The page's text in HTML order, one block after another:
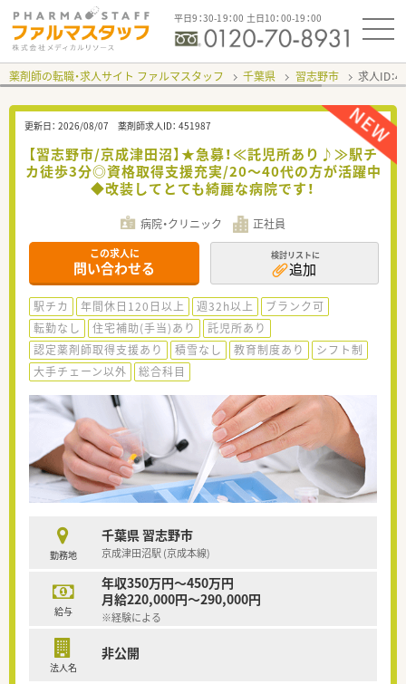
平日9：30-19：00 土日10：00-19：00
薬剤師の転職・求人サイト ファルマスタッフ 千葉県 習志野市 求人ID：
更新日： 2026/08/07 薬剤師求人ID： 451987
【習志野市/京成津田沼】★急募！≪託児所あり♪≫駅チ
カ徒歩3分◎資格取得支援充実/20～40代の方が活躍中
◆改装してとても綺麗な病院です！
病院・クリニック 正社員
この求人に
問い合わせる
検討リストに
追加
駅チカ 年間休日120日以上 週32h以上
ブランク可
転勤なし
住宅補助(手当)あり
託児所あり
認定薬剤師取得支援あり
積雪なし 教育制度あり
シフト制
大手チェーン以外
総合科目
勤務地
千葉県 習志野市
京成津田沼駅 (京成本線)
給与
年収350万円～450万円
月給220,000円～290,000円
※経験による
法人名
非公開